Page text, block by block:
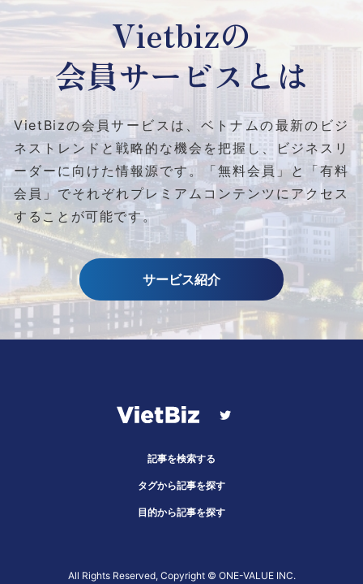
Vietbizの
会員サービスとは
VietBizの会員サービスは、ベトナムの最新のビジ
ネストレンドと戦略的な機会を把握し、ビジネスリ
ーダーに向けた情報源です。
「無料会員」と「有料
会員」でそれぞれプレミアムコンテンツにアクセス
することが可能です。
サービス紹介
記事を検索する
タグから記事を探す
目的から記事を探す
All Rights Reserved, Copyright ©︎ ONE-VALUE INC.